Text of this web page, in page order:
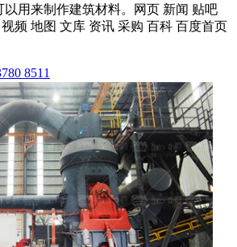
以用来制作建筑材料。网页 新闻 贴吧
频 地图 文库 资讯 采购 百科 百度首页
8511